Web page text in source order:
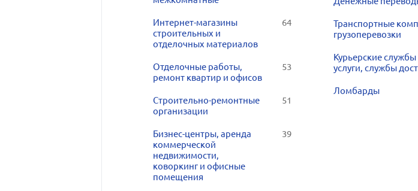
Интернет-магазины
строительных и
отделочных материалов
64
Отделочные работы,
ремонт квартир и офисов
53
Строительно-ремонтные
организации
51
Бизнес-центры, аренда
коммерческой
недвижимости,
коворкинг и офисные
помещения
39
Транспортные
грузоперевозки
Курьерские службы
услуги, службы
Ломбарды